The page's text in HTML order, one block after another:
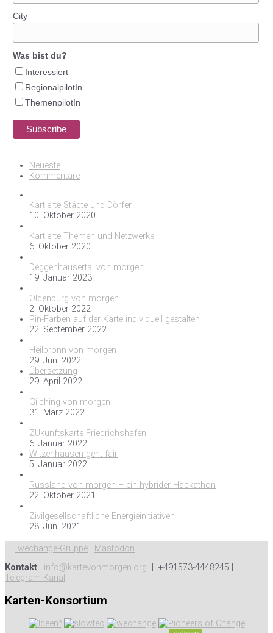
City
Was bist du?
Interessiert
RegionalpilotIn
ThemenpilotIn
Neueste
Kommentare
Kartierte Städte und Dörfer
10. Oktober 2020
Kartierte Themen und Netzwerke
6. Oktober 2020
Deggenhausertal von morgen
19. Januar 2023
Oldenburg von morgen
2. Oktober 2022
Pin-Farben auf der Karte individuell gestalten
22. September 2022
Heilbronn von morgen
29. Juni 2022
Übersetzung
29. April 2022
Gilching von morgen
31. März 2022
ZUkunftskarte Friedrichshafen
6. Januar 2022
Witzenhausen geht fair
5. Januar 2022
Russland von morgen – ein hybrider Hackathon
22. Oktober 2021
Zivilgesellschaftliche Energieinitiativen
28. Juni 2021
wechange-Gruppe
Mastodon
Kontakt: info@kartevonmorgen.org | +491573-4448245 |
Telegram-Kanal
Karten-Konsortium